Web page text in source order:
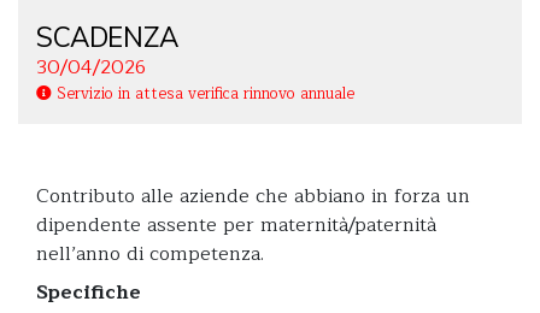
SCADENZA
30/04/2026
Servizio in attesa verifica rinnovo annuale
Contributo alle aziende che abbiano in forza un
dipendente assente per maternità/paternità
nell’anno di competenza.
Specifiche